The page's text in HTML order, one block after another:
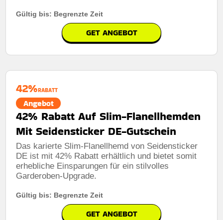
Gültig bis: Begrenzte Zeit
GET ANGEBOT
42%RABATT
Angebot
42% Rabatt Auf Slim-Flanellhemden
Mit Seidensticker DE-Gutschein
Das karierte Slim-Flanellhemd von Seidensticker
DE ist mit 42% Rabatt erhältlich und bietet somit
erhebliche Einsparungen für ein stilvolles
Garderoben-Upgrade.
Gültig bis: Begrenzte Zeit
GET ANGEBOT